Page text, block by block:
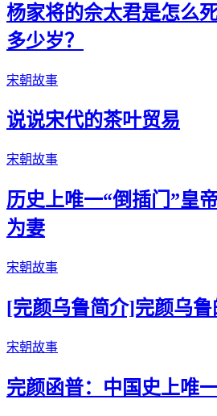
杨家将的佘太君是怎么
多少岁？
宋朝故事
说说宋代的茶叶贸易
宋朝故事
历史上唯一“倒插门”皇
为妻
宋朝故事
[完颜乌鲁简介]完颜乌
宋朝故事
完颜函普：中国史上唯